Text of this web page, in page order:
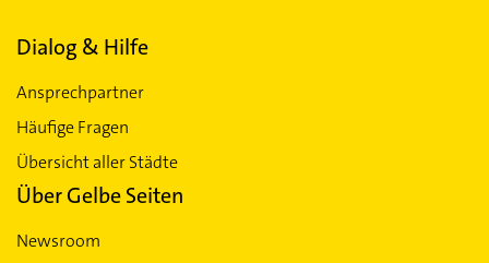
Dialog & Hilfe
Ansprechpartner
Häufige Fragen
Übersicht aller Städte
Über Gelbe Seiten
Newsroom